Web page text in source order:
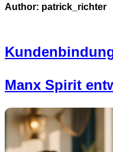
Author: patrick_richter
Manx Spirit